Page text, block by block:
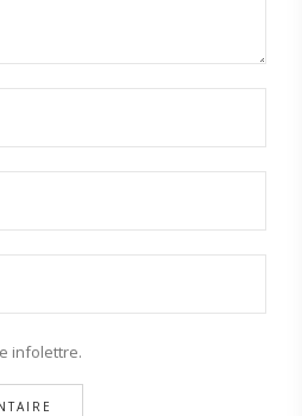
infolettre.